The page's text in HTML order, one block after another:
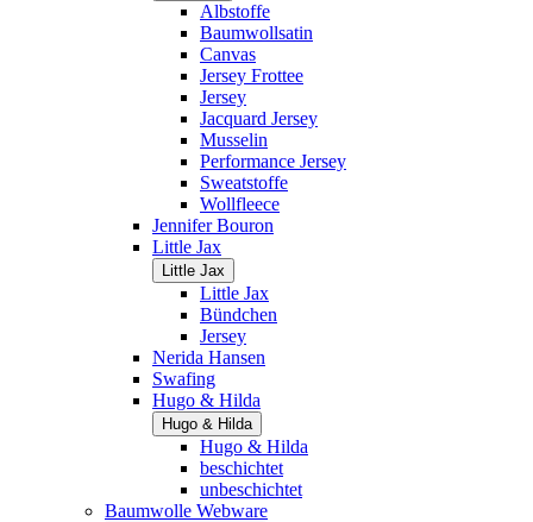
Albstoffe
Baumwollsatin
Canvas
Jersey Frottee
Jersey
Jacquard Jersey
Musselin
Performance Jersey
Sweatstoffe
Wollfleece
Jennifer Bouron
Little Jax
Little Jax
Little Jax
Bündchen
Jersey
Nerida Hansen
Swafing
Hugo & Hilda
Hugo & Hilda
Hugo & Hilda
beschichtet
unbeschichtet
Baumwolle Webware